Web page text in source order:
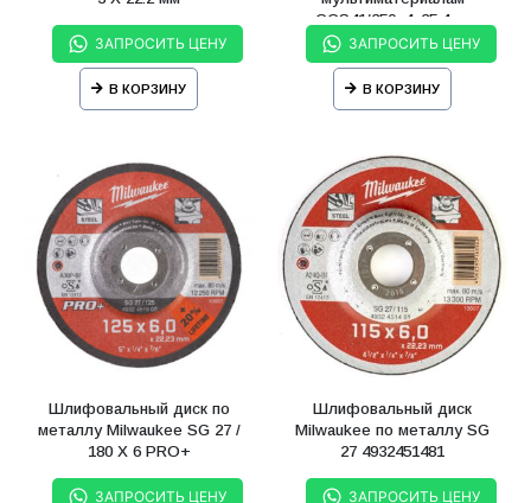
ЗАПРОСИТЬ ЦЕНУ
В КОРЗИНУ
ССS41/350x4x25,4мм
ЗАПРОСИТЬ ЦЕНУ
В КОРЗИНУ
Шлифовальный диск по
металлу Milwaukee SG 27 /
180 Х 6 PRO+
ЗАПРОСИТЬ ЦЕНУ
Шлифовальный диск
Milwaukee по металлу SG
27 4932451481
ЗАПРОСИТЬ ЦЕНУ